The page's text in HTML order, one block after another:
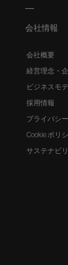
会社情報
会社概要
経営理念・
ビジネスモ
採用情報
プライバシ
Cookie ポリ
サステナビ